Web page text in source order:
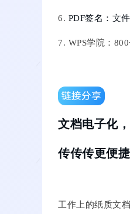
6. PDF签名：文
7. WPS学院：
文档电子化，
传传传更便捷
工作上的纸质文